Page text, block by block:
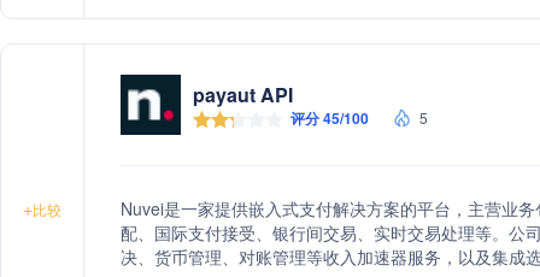
+比较
payaut API
评分 45/100 5
Nuvei是一家提供嵌入式支付解决方案的平台，主营业
配、国际支付接受、银行间交易、实时交易处理等。公
决、货币管理、对账管理等收入加速器服务，以及集成